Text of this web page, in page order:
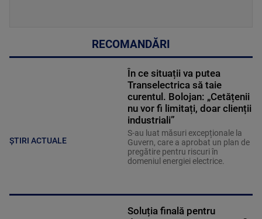
RECOMANDĂRI
ȘTIRI ACTUALE
În ce situații va putea
Transelectrica să taie
curentul. Bolojan: „Cetățenii
nu vor fi limitați, doar clienții
industriali”
S-au luat măsuri excepționale la
Guvern, care a aprobat un plan de
pregătire pentru riscuri în
domeniul energiei electrice.
Soluția finală pentru